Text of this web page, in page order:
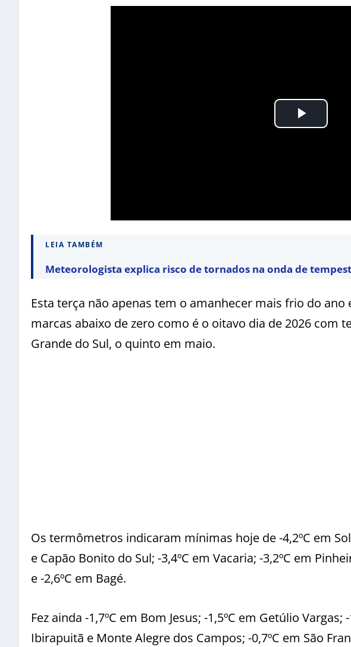
LEIA TAMBÉM
Meteorologista explica risco de tornados na onda de
Esta terça não apenas tem o amanhecer mais frio do
marcas abaixo de zero como é o oitavo dia de 2026 com
Grande do Sul, o quinto em maio.
Os termômetros indicaram mínimas hoje de -4,2ºC em
e Capão Bonito do Sul; -3,4ºC em Vacaria; -3,2ºC em
e -2,6ºC em Bagé.
Fez ainda -1,7ºC em Bom Jesus; -1,5ºC em Getúlio
Ibirapuitã e Monte Alegre dos Campos; -0,7ºC em São